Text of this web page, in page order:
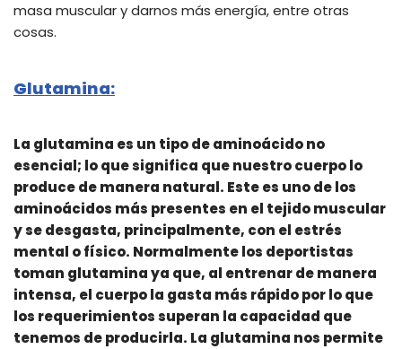
masa muscular y darnos más energía, entre otras
cosas.
Glutamina:
La glutamina es un tipo de aminoácido no
esencial; lo que significa que nuestro cuerpo lo
produce de manera natural. Este es uno de los
aminoácidos más presentes en el tejido muscular
y se desgasta, principalmente, con el estrés
mental o físico. Normalmente los deportistas
toman glutamina ya que, al entrenar de manera
intensa, el cuerpo la gasta más rápido por lo que
los requerimientos superan la capacidad que
tenemos de producirla. La glutamina nos permite